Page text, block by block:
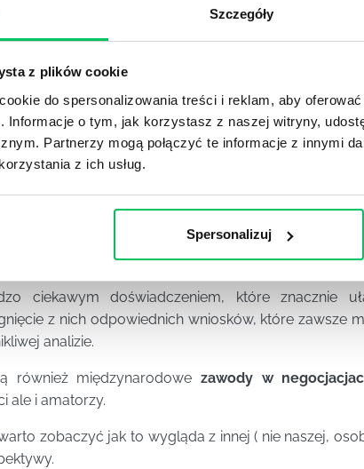
Szczegóły
z plików cookie
do spersonalizowania treści i reklam, aby
Informacje o tym, jak korzystasz z naszej witryny,
Partnerzy mogą połączyć te informacje z innymi
z ich usług.
Spersonalizuj
a ich odpowiedni wybór zależy od
to, aby takitrening negocjacyjnymógł później
zawodowym.
efekty, gdy do treningu zaproszony
nam niezbędną wiedzę i doświadczenie.
który przekaże nam potem wszystkie
scenariusza taka osoba pomoże
całości
na kamerę ( nie musi
dźwięk).
ciekawym doświadczeniem, które znacznie
z nich odpowiednich wniosków, które zawsze
analizie.
również międzynarodowe zawody w
ale i amatorzy.
zobaczyć jak to wygląda z innej ( nie naszej,